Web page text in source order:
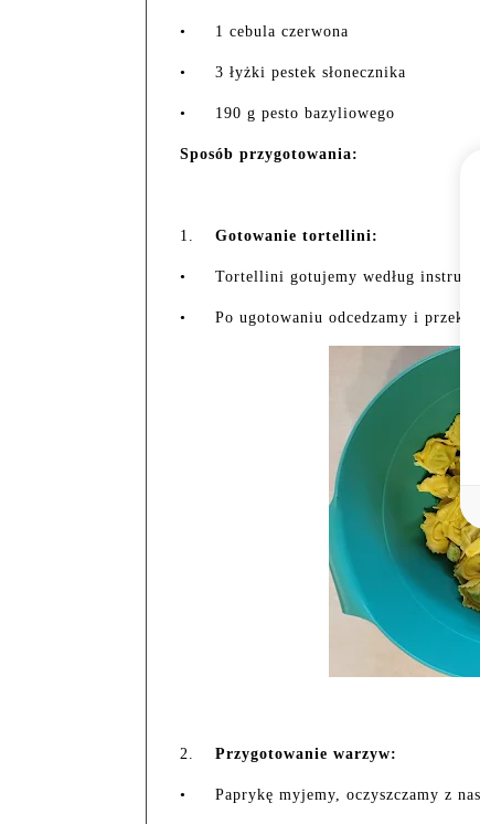
• 1 cebula czerwona
• 3 łyżki pestek słonecznika
• 190 g pesto bazyliowego
Sposób przygotowania:
1. Gotowanie tortellini:
• Tortellini gotujemy według
• Po ugotowaniu odcedzamy i
2. Przygotowanie warzyw:
• Paprykę myjemy, oczyszczamy z